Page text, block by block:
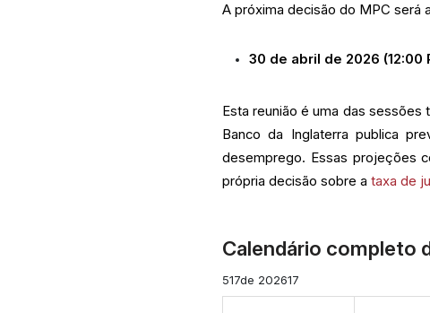
A próxima decisão do MPC será
30 de abril de 2026
Esta reunião é uma das sessões
Banco da Inglaterra publica
desemprego. Essas projeções
própria decisão sobre ataxa de
Calendário completo
517de 202617